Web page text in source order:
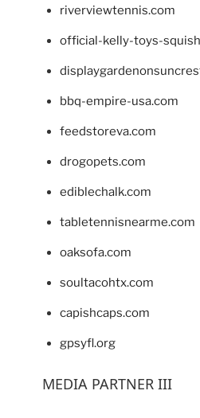
riverviewtennis.com
official-kelly-toys-
bbq-empire-usa.com
feedstoreva.com
drogopets.com
ediblechalk.com
tabletennisnearme.com
oaksofa.com
soultacohtx.com
capishcaps.com
gpsyfl.org
MEDIA PARTNER III